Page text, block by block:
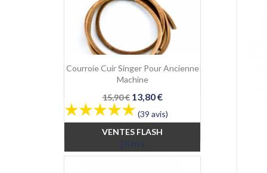
Courroie Cuir Singer Pour Ancienne
Machine
Prix
de
base
15,90 € Prix
13,80 €
(39 avis)
VENTES FLASH
j h m s
Aperçu rapide